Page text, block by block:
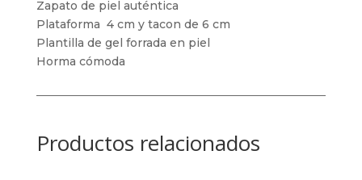
Zapato de piel auténtica
Plataforma 4 cm y tacon de 6 cm
Plantilla de gel forrada en piel
Horma cómoda
Productos relacionados